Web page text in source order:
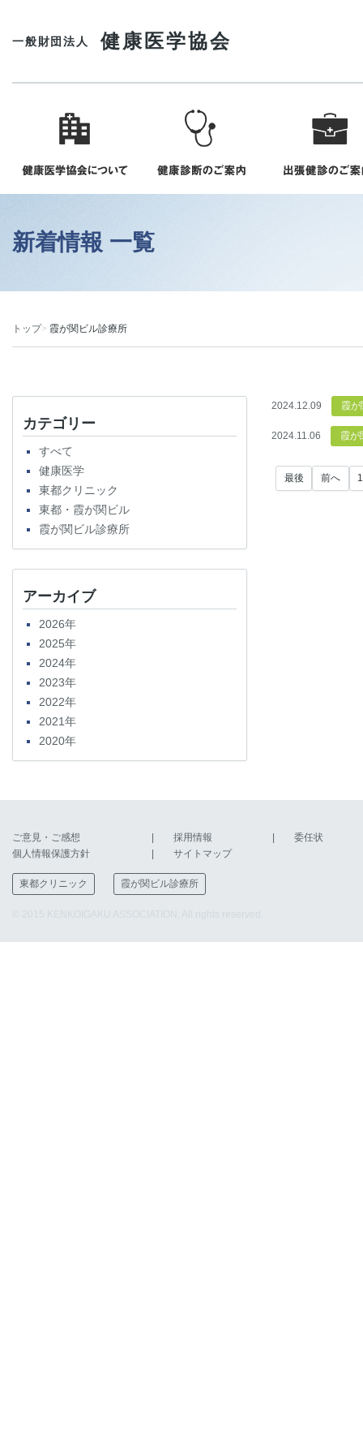
一般財団法人 健康医学協会
新着情報 一覧
トップ 霞が関ビル診療所
カテゴリー
すべて
健康医学
東都クリニック
東都・霞が関ビル
霞が関ビル診療所
アーカイブ
2026年
2025年
2024年
2023年
2022年
2021年
2020年
2024.12.09 霞
2024.11.06 霞が
最後 前へ 1
ご意見・ご感想 採用情報
委任状
個人情報保護方針
サイトマップ
東都クリニック 霞が関ビル診療所